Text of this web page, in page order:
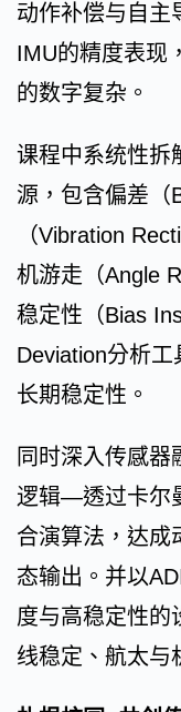
动作补偿与自主
IMU的精度表现
的数字复杂。
课程中系统性拆
源，包含偏差（
（Vibration
机游走（Angle
稳定性（Bias
Deviation分析
长期稳定性。
同时深入传感
逻辑—透过卡尔
合演算法，达成
态输出。并以
度与高稳定性的
线稳定、航太与